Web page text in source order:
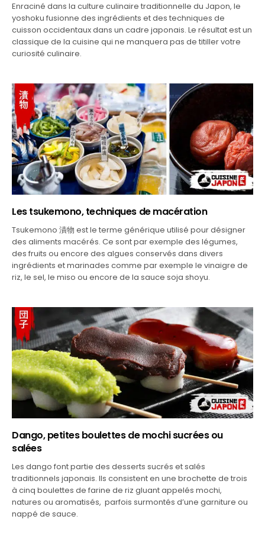
Enraciné dans la culture culinaire traditionnelle du Japon, le
yoshoku fusionne des ingrédients et des techniques de
cuisson occidentaux dans un cadre japonais. Le résultat est un
classique de la cuisine qui ne manquera pas de titiller votre
curiosité culinaire.
Les tsukemono, techniques de macération
Tsukemono 漬物 est le terme générique utilisé pour désigner
des aliments macérés. Ce sont par exemple des légumes,
des fruits ou encore des algues conservés dans divers
ingrédients et marinades comme par exemple le vinaigre de
riz, le sel, le miso ou encore de la sauce soja shoyu.
Dango, petites boulettes de mochi sucrées ou
salées
Les dango font partie des desserts sucrés et salés
traditionnels japonais. Ils consistent en une brochette de trois
à cinq boulettes de farine de riz gluant appelés mochi,
natures ou aromatisés, parfois surmontés d’une garniture ou
nappé de sauce.